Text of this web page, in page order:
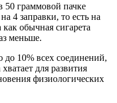
граммовой пачке
4 заправки, то есть на
обычная сигарета
меньше.
до 10% всех соединений,
для развития
физиологических